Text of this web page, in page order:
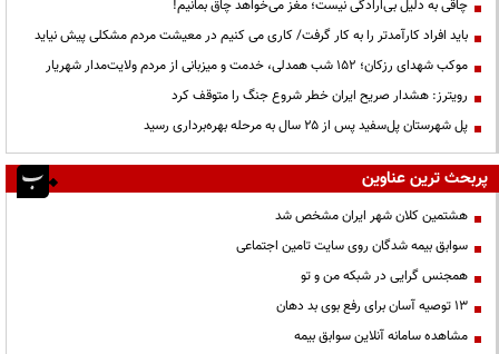
چاقی به دلیل بی‌ارادگی نیست؛ مغز می‌خواهد چاق بمانیم!
باید افراد کارآمدتر را به کار گرفت/ کاری می کنیم در معیشت مردم مشکلی پیش نیاید
موکب شهدای رزکان؛ ۱۵۲ شب همدلی، خدمت و میزبانی از مردم ولایت‌مدار شهریار
رویترز: هشدار صریح ایران خطر شروع جنگ را متوقف کرد
پل شهرستان پل‌سفید پس از ۲۵ سال به مرحله بهره‌برداری رسید
پربحث ترین عناوین
هشتمین کلان شهر ایران مشخص شد
سوابق بیمه شدگان روی سایت تامین اجتماعی
همجنس گرایی در شبکه من و تو
13 توصیه آسان برای رفع بوی بد دهان
مشاهده سامانه آنلاين سوابق بیمه